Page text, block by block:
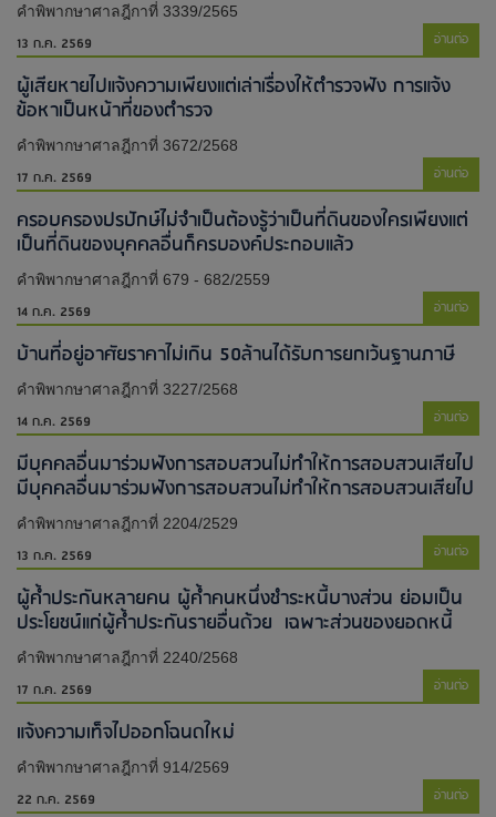
คำพิพากษาศาลฎีกาที่ 3339/2565
13 ก.ค. 2569 อ่านต่อ
ผู้เสียหายไปแจ้งความเพียงแต่เล่าเรื่องให้ตำรวจฟัง การแจ้ง
ข้อหาเป็นหน้าที่ของตำรวจ
คำพิพากษาศาลฎีกาที่ 3672/2568
17 ก.ค. 2569 อ่านต่อ
ครอบครองปรปักษ์ไม่จำเป็นต้องรู้ว่าเป็นที่ดินของใครเพียงแต่
เป็นที่ดินของบุคคลอื่นก็ครบองค์ประกอบแล้ว
คำพิพากษาศาลฎีกาที่ 679 - 682/2559
14 ก.ค. 2569 อ่านต่อ
บ้านที่อยู่อาศัยราคาไม่เกิน 50ล้านได้รับการยกเว้นฐานภาษี
คำพิพากษาศาลฎีกาที่ 3227/2568
14 ก.ค. 2569 อ่านต่อ
มีบุคคลอื่นมาร่วมฟังการสอบสวนไม่ทำให้การสอบสวนเสียไป​
มีบุคคลอื่นมาร่วมฟังการสอบสวนไม่ทำให้การสอบสวนเสียไป​
คำพิพากษาศาลฎีกาที่ 2204/2529
13 ก.ค. 2569 อ่านต่อ
ผู้ค้ำประกันหลายคน ผู้ค้ำคนหนึ่งชำระหนี้บางส่วน ย่อมเป็น
ประโยชน์แก่ผู้ค้ำประกันรายอื่นด้วย เฉพาะส่วนของยอดหนี้
คำพิพากษาศาลฎีกาที่ 2240/2568
17 ก.ค. 2569 อ่านต่อ
แจ้งความเท็จไปออกโฉนดใหม่​
คำพิพากษาศาลฎีกาที่ 914/2569
22 ก.ค. 2569 อ่านต่อ